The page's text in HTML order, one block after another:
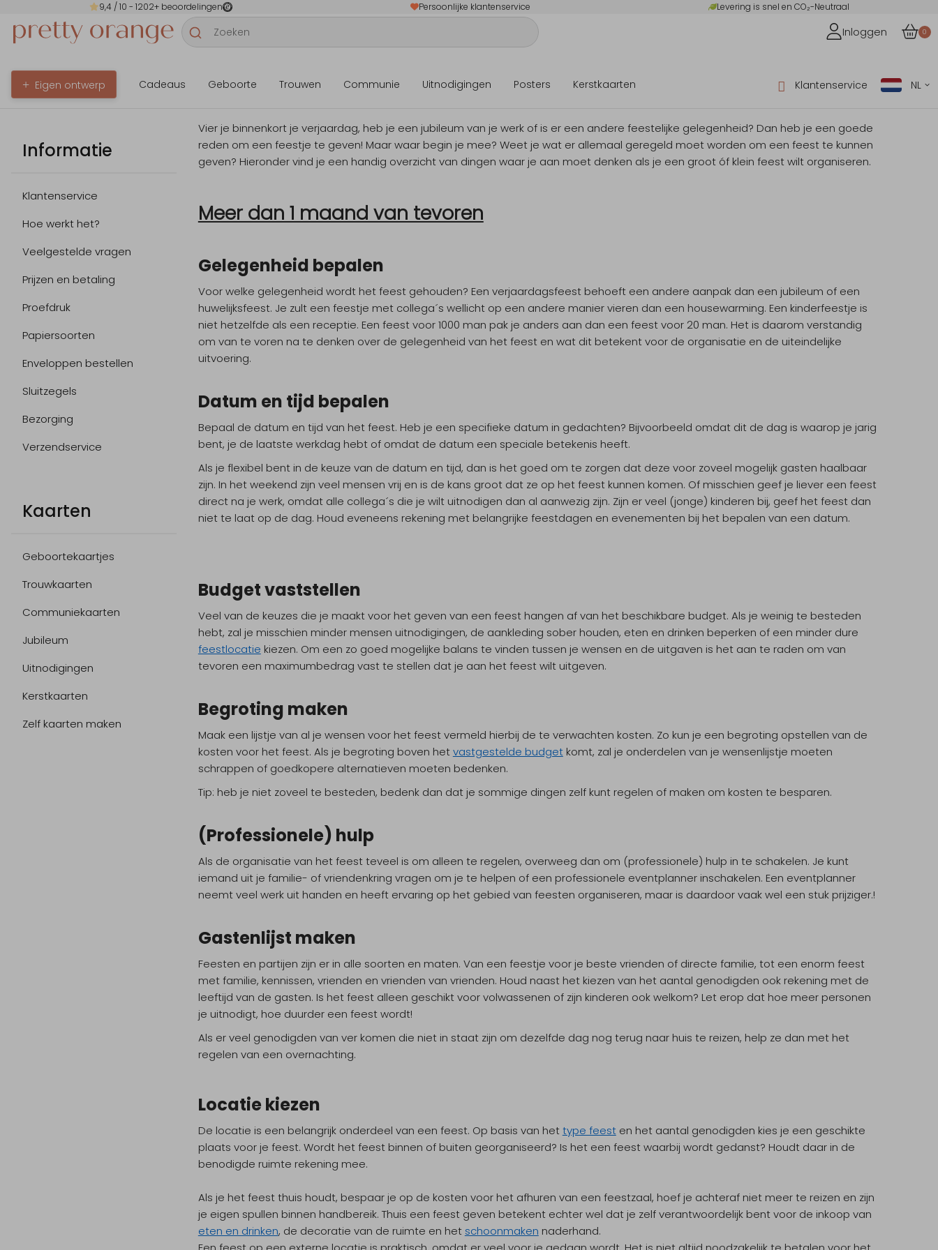
9,4/ 10 - 1202+ beoordelingen Persoonlijke klantenservice Levering is snel en CO₂-Neutraal
Inloggen 0
Eigen ontwerp Cadeaus Geboorte Trouwen Communie Uitnodigingen Posters Kerstkaarten Klantenservice NL
Informatie
Klantenservice
Hoe werkt het?
Veelgestelde vragen
Prijzen en betaling
Proefdruk
Papiersoorten
Enveloppen bestellen
Sluitzegels
Bezorging
Verzendservice
Kaarten
Geboortekaartjes
Trouwkaarten
Communiekaarten
Jubileum
Uitnodigingen
Kerstkaarten
Zelf kaarten maken
Vier je binnenkort je verjaardag, heb je een jubileum van je werk of is er een andere feestelijke gelegenheid? Dan heb je een goede
reden om een feestje te geven! Maar waar begin je mee? Weet je wat er allemaal geregeld moet worden om een feest te kunnen
geven? Hieronder vind je een handig overzicht van dingen waar je aan moet denken als je een groot óf klein feest wilt organiseren.
Meer dan 1 maand van tevoren
Gelegenheid bepalen
Voor welke gelegenheid wordt het feest gehouden? Een verjaardagsfeest behoeft een andere aanpak dan een jubileum of een
huwelijksfeest. Je zult een feestje met collega´s wellicht op een andere manier vieren dan een housewarming. Een kinderfeestje is
niet hetzelfde als een receptie. Een feest voor 1000 man pak je anders aan dan een feest voor 20 man. Het is daarom verstandig
om van te voren na te denken over de gelegenheid van het feest en wat dit betekent voor de organisatie en de uiteindelijke
uitvoering.
Datum en tijd bepalen
Bepaal de datum en tijd van het feest. Heb je een specifieke datum in gedachten? Bijvoorbeeld omdat dit de dag is waarop je jarig
bent, je de laatste werkdag hebt of omdat de datum een speciale betekenis heeft.
Als je flexibel bent in de keuze van de datum en tijd, dan is het goed om te zorgen dat deze voor zoveel mogelijk gasten haalbaar
zijn. In het weekend zijn veel mensen vrij en is de kans groot dat ze op het feest kunnen komen. Of misschien geef je liever een feest
direct na je werk, omdat alle collega´s die je wilt uitnodigen dan al aanwezig zijn. Zijn er veel (jonge) kinderen bij, geef het feest dan
niet te laat op de dag. Houd eveneens rekening met belangrijke feestdagen en evenementen bij het bepalen van een datum.
Budget vaststellen
Veel van de keuzes die je maakt voor het geven van een feest hangen af van het beschikbare budget. Als je weinig te besteden
hebt, zal je misschien minder mensen uitnodigingen, de aankleding sober houden, eten en drinken beperken of een minder dure
feestlocatie kiezen. Om een zo goed mogelijke balans te vinden tussen je wensen en de uitgaven is het aan te raden om van
tevoren een maximumbedrag vast te stellen dat je aan het feest wilt uitgeven.
Begroting maken
Maak een lijstje van al je wensen voor het feest vermeld hierbij de te verwachten kosten. Zo kun je een begroting opstellen van de
kosten voor het feest. Als je begroting boven hetvastgestelde budgetkomt, zal je onderdelen van je wensenlijstje moeten
schrappen of goedkopere alternatieven moeten bedenken.
Tip: heb je niet zoveel te besteden, bedenk dan dat je sommige dingen zelf kunt regelen of maken om kosten te besparen.
(Professionele) hulp
Als de organisatie van het feest teveel is om alleen te regelen, overweeg dan om (professionele) hulp in te schakelen. Je kunt
iemand uit je familie- of vriendenkring vragen om je te helpen of een professionele eventplanner inschakelen. Een eventplanner
neemt veel werk uit handen en heeft ervaring op het gebied van feesten organiseren, maar is daardoor vaak wel een stuk prijziger.!
Gastenlijst maken
Feesten en partijen zijn er in alle soorten en maten. Van een feestje voor je beste vrienden of directe familie, tot een enorm feest
met familie, kennissen, vrienden en vrienden van vrienden. Houd naast het kiezen van het aantal genodigden ook rekening met de
leeftijd van de gasten. Is het feest alleen geschikt voor volwassenen of zijn kinderen ook welkom? Let erop dat hoe meer personen
je uitnodigt, hoe duurder een feest wordt!
Als er veel genodigden van ver komen die niet in staat zijn om dezelfde dag nog terug naar huis te reizen, help ze dan met het
regelen van een overnachting.
Locatie kiezen
De locatie is een belangrijk onderdeel van een feest. Op basis van hettype feesten het aantal genodigden kies je een geschikte
plaats voor je feest. Wordt het feest binnen of buiten georganiseerd? Is het een feest waarbij wordt gedanst? Houdt daar in de
benodigde ruimte rekening mee.
Als je het feest thuis houdt, bespaar je op de kosten voor het afhuren van een feestzaal, hoef je achteraf niet meer te reizen en zijn
je eigen spullen binnen handbereik. Thuis een feest geven betekent echter wel dat je zelf verantwoordelijk bent voor de inkoop van
eten en drinken, de decoratie van de ruimte en het schoonmaken naderhand.